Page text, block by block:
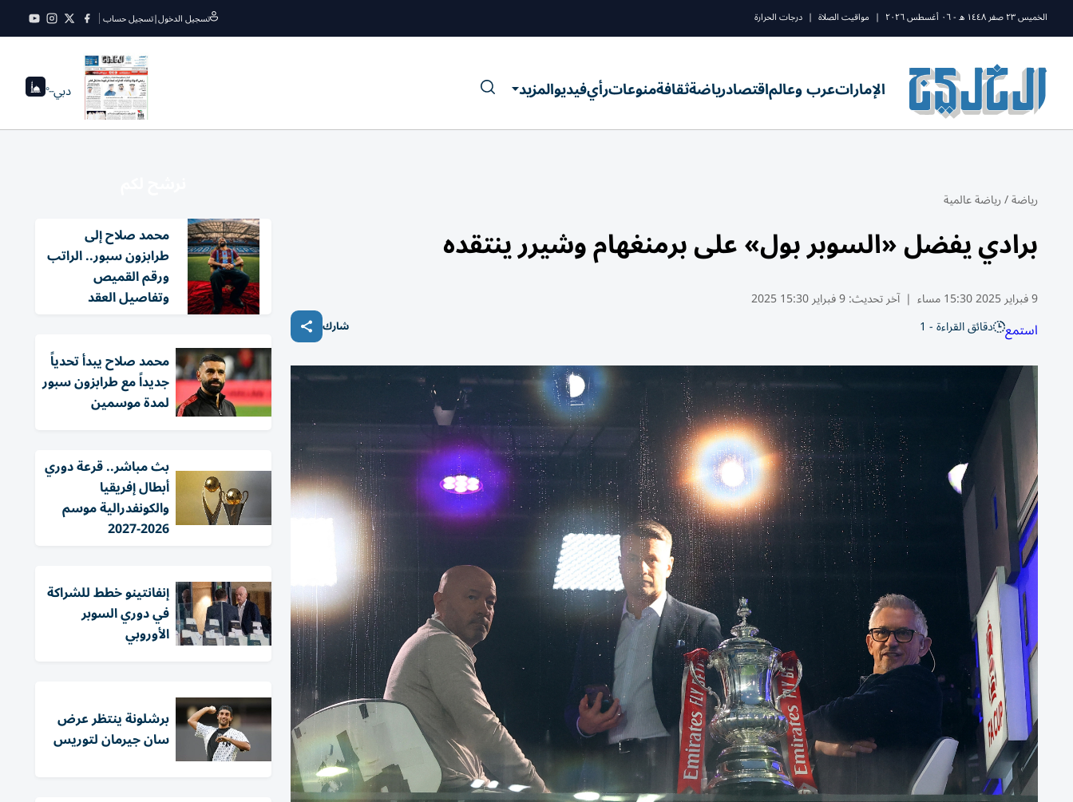
الخميس ٢٣ صفر ١٤٤٨ ه - ٠٦ أغسطس ٢٠٢٦ | مواقيت الصلاة | درجات الحرارة تسجيل الدخول|تسجيل حساب
الإماراتعرب وعالماقتصادرياضةثقافةمنوعاترأيفيديوالمزيد دبي--°
رياضة/رياضة عالمية
برادي يفضل «السوبر بول» على برمنغهام وشيرر ينتقده
9 فبراير 2025 15:30 مساء | آخر تحديث:9 فبراير 15:30 2025
استمع دقائق القراءة - 1 شارك
محمد صلاح إلى
طرابزون سبور.. الراتب
ورقم القميص
وتفاصيل العقد
محمد صلاح يبدأ تحدياً
جديداً مع طرابزون سبور
لمدة موسمين
بث مباشر.. قرعة دوري
أبطال إفريقيا
والكونفدرالية موسم
2026-2027
إنفانتينو خطط للشراكة
في دوري السوبر
الأوروبي
برشلونة ينتظر عرض
سان جيرمان لتوريس